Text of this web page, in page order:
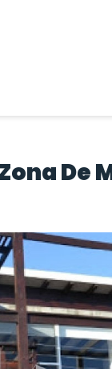
De